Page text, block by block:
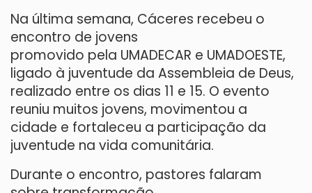
Na última semana, Cáceres recebeu o
encontro de jovens
promovido pela UMADECAR e UMADOESTE,
ligado à juventude da Assembleia de Deus,
realizado entre os dias 11 e 15. O evento
reuniu muitos jovens, movimentou a
cidade e fortaleceu a participação da
juventude na vida comunitária.
Durante o encontro, pastores falaram